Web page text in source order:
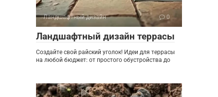
Ландшафтный дизайн 0
Ландшафтный дизайн террасы
Создайте свой райский уголок! Идеи для террасы
на любой бюджет: от простого обустройства до